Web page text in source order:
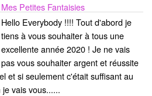
Mes Petites Fantaisies
Hello Everybody !!!! Tout d'abord je
tiens à vous souhaiter à tous une
excellente année 2020 ! Je ne vais
pas vous souhaiter argent et réussite
et si seulement c'était suffisant au
vais vous......